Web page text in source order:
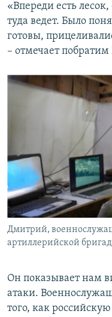
«Впереди есть
туда ведет. Было
готовы,
– отмечает
Дмитрий,
артиллерийской
Он показывает нам
атаки.
того, как